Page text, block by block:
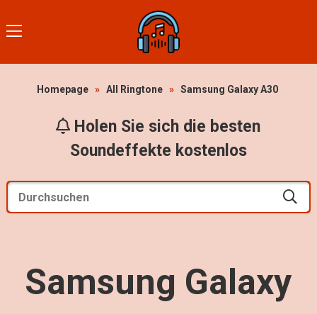
Homepage » All Ringtone » Samsung Galaxy A30
Holen Sie sich die besten
Soundeffekte kostenlos
Samsung Galaxy